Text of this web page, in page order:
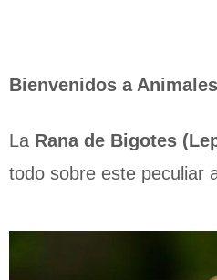
Bienvenidos a
La Rana de Bigotes
todo sobre este peculiar